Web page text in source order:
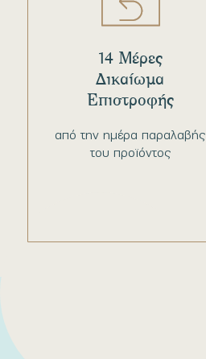
από την ημέρα παραλαβής
του προϊόντος
14 Μέρες
Δικαίωμα
Επιστροφής